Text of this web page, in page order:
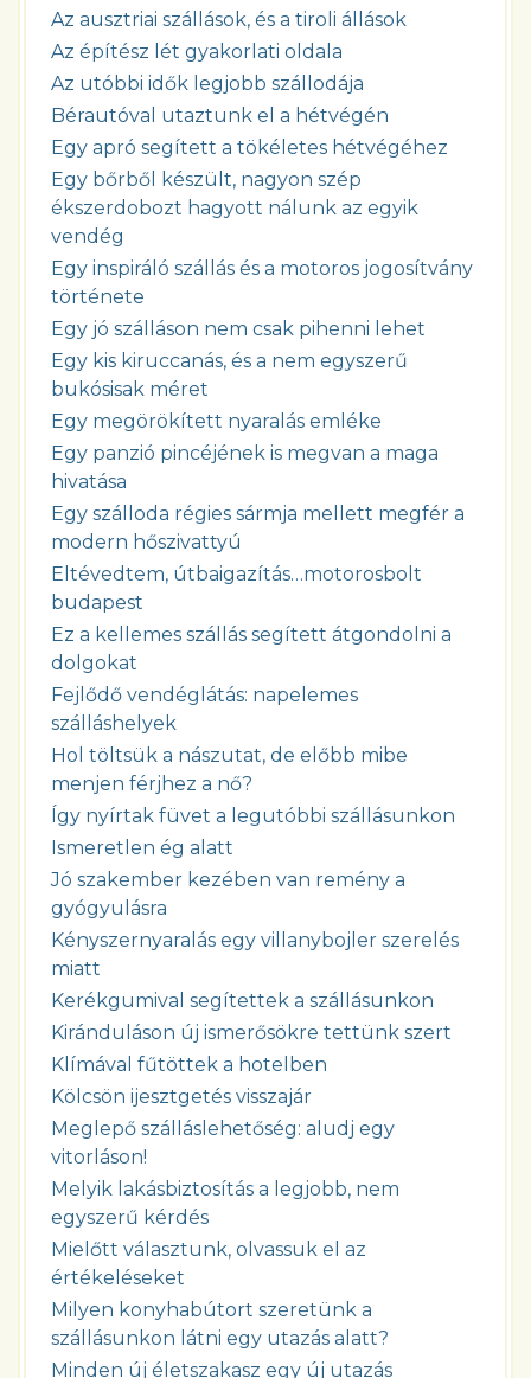
Az ausztriai szállások, és a tiroli állások
Az építész lét gyakorlati oldala
Az utóbbi idők legjobb szállodája
Bérautóval utaztunk el a hétvégén
Egy apró segített a tökéletes hétvégéhez
Egy bőrből készült, nagyon szép
ékszerdobozt hagyott nálunk az egyik
vendég
Egy inspiráló szállás és a motoros jogosítvány
története
Egy jó szálláson nem csak pihenni lehet
Egy kis kiruccanás, és a nem egyszerű
bukósisak méret
Egy megörökített nyaralás emléke
Egy panzió pincéjének is megvan a maga
hivatása
Egy szálloda régies sármja mellett megfér a
modern hőszivattyú
Eltévedtem, útbaigazítás…motorosbolt
budapest
Ez a kellemes szállás segített átgondolni a
dolgokat
Fejlődő vendéglátás: napelemes
szálláshelyek
Hol töltsük a nászutat, de előbb mibe
menjen férjhez a nő?
Így nyírtak füvet a legutóbbi szállásunkon
Ismeretlen ég alatt
Jó szakember kezében van remény a
gyógyulásra
Kényszernyaralás egy villanybojler szerelés
miatt
Kerékgumival segítettek a szállásunkon
Kiránduláson új ismerősökre tettünk szert
Klímával fűtöttek a hotelben
Kölcsön ijesztgetés visszajár
Meglepő szálláslehetőség: aludj egy
vitorláson!
Melyik lakásbiztosítás a legjobb, nem
egyszerű kérdés
Mielőtt választunk, olvassuk el az
értékeléseket
Milyen konyhabútort szeretünk a
szállásunkon látni egy utazás alatt?
Minden új életszakasz egy új utazás